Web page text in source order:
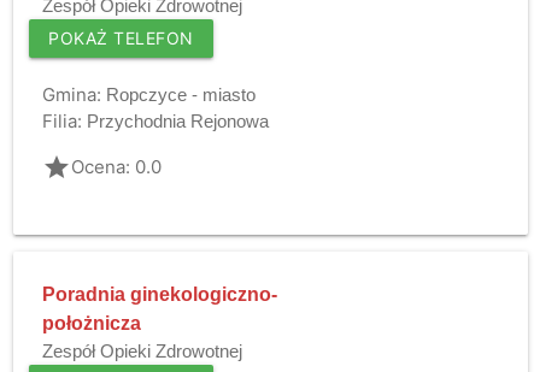
Zespół Opieki Zdrowotnej
POKAŻ TELEFON
Gmina: Ropczyce - miasto
Filia: Przychodnia Rejonowa
gradeOcena: 0.0
Poradnia ginekologiczno-
położnicza
Zespół Opieki Zdrowotnej